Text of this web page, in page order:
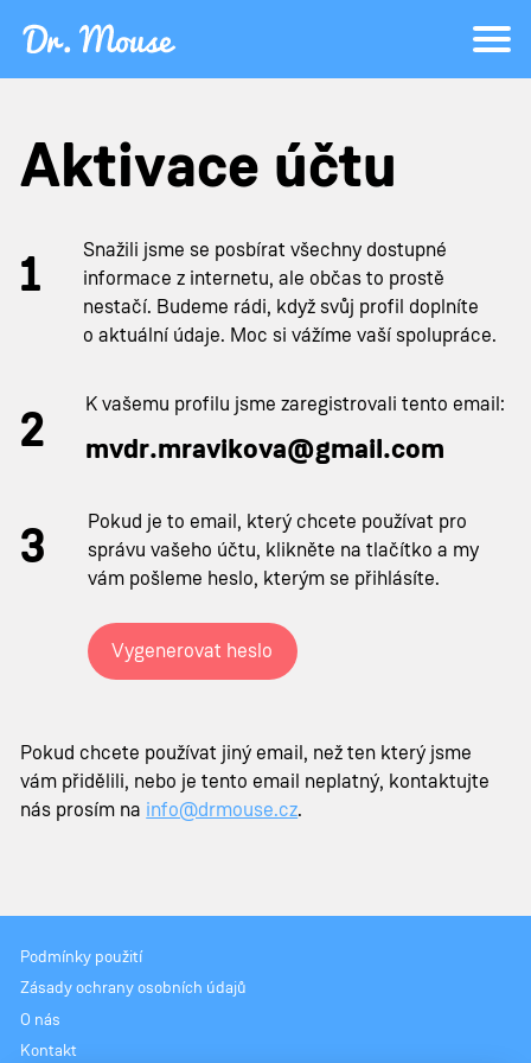
Aktivace účtu
Snažili jsme se posbírat všechny dostupné
informace z internetu, ale občas to prostě
nestačí. Budeme rádi, když svůj profil doplníte
o aktuální údaje. Moc si vážíme vaší spolupráce.
K vašemu profilu jsme zaregistrovali tento email:
mvdr.mravikova@gmail.com
Pokud je to email, který chcete používat pro
správu vašeho účtu, klikněte na tlačítko a my
vám pošleme heslo, kterým se přihlásíte.
Vygenerovat heslo
Pokud chcete používat jiný email, než ten který jsme
vám přidělili, nebo je tento email neplatný, kontaktujte
nás prosím na info@drmouse.cz.
Podmínky použití
Zásady ochrany osobních údajů
O nás
Kontakt